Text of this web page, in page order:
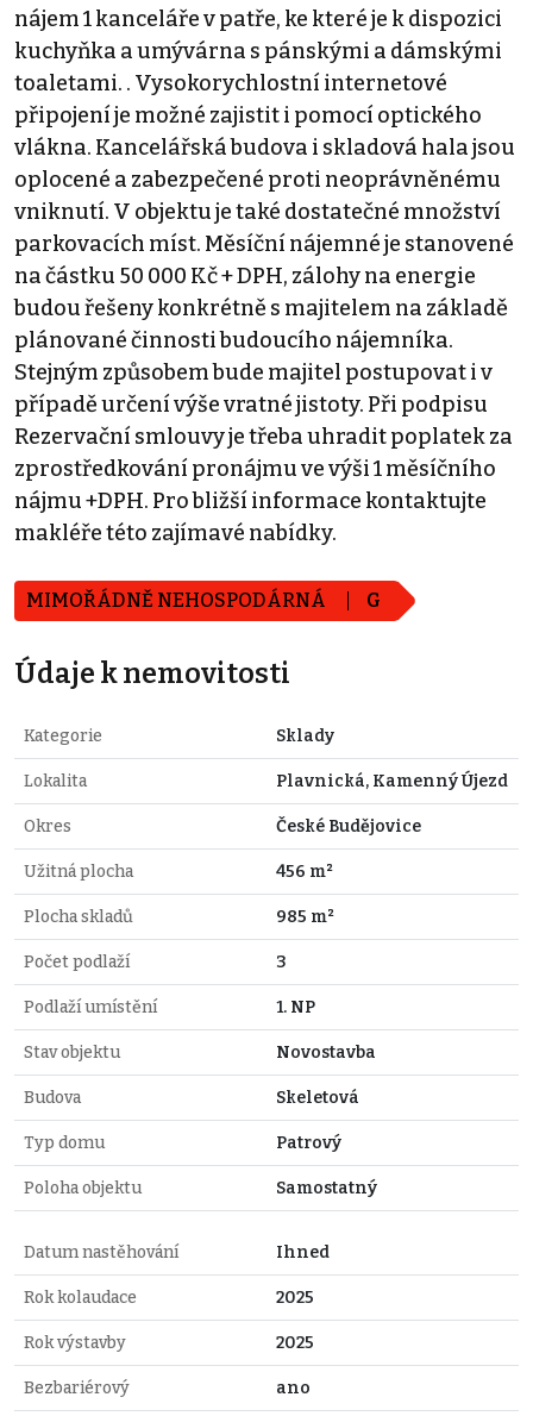
nájem 1 kanceláře v patře, ke které je k dispozici
kuchyňka a umývárna s pánskými a dámskými
toaletami. . Vysokorychlostní internetové
připojení je možné zajistit i pomocí optického
vlákna. Kancelářská budova i skladová hala jsou
oplocené a zabezpečené proti neoprávněnému
vniknutí. V objektu je také dostatečné množství
parkovacích míst. Měsíční nájemné je stanovené
na částku 50 000 Kč + DPH, zálohy na energie
budou řešeny konkrétně s majitelem na základě
plánované činnosti budoucího nájemníka.
Stejným způsobem bude majitel postupovat i v
případě určení výše vratné jistoty. Při podpisu
Rezervační smlouvy je třeba uhradit poplatek za
zprostředkování pronájmu ve výši 1 měsíčního
nájmu +DPH. Pro bližší informace kontaktujte
makléře této zajímavé nabídky.
MIMOŘÁDNĚ NEHOSPODÁRNÁ G
Údaje k nemovitosti
Kategorie Sklady
Lokalita Plavnická, Kamenný Újezd
Okres České Budějovice
Užitná plocha 456 m²
Plocha skladů 985 m²
Počet podlaží 3
Podlaží umístění 1. NP
Stav objektu Novostavba
Budova Skeletová
Typ domu Patrový
Poloha objektu Samostatný
Datum nastěhování Ihned
Rok kolaudace 2025
Rok výstavby 2025
Bezbariérový ano